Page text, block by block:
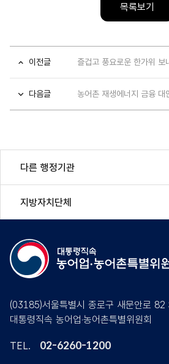
목록보기
이전글 즐겁고 풍요로운 한가위 보
다음글
다른 행정기관
지방자치단체
(03185)서울특별시 종로구 새문안로
대통령직속 농어업·농어촌특별위원회
TEL. 02-6260-1200